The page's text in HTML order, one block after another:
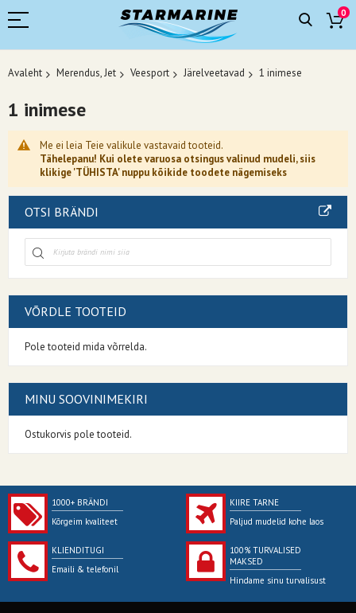
0
Avaleht Merendus, Jet Veesport Järelveetavad 1 inimese
1 inimese
Me ei leia Teie valikule vastavaid tooteid.
Tähelepanu! Kui olete varuosa otsingus valinud mudeli, siis
klikige 'TÜHISTA' nuppu kõikide toodete nägemiseks
OTSI BRÄNDI
VÕRDLE TOOTEID
Pole tooteid mida võrrelda.
MINU SOOVINIMEKIRI
Ostukorvis pole tooteid.
1000+ BRÄNDI
Kõrgeim kvaliteet
KIIRE TARNE
Paljud mudelid kohe laos
KLIENDITUGI
Emaili & telefonil
100% TURVALISED
MAKSED
Hindame sinu turvalisust